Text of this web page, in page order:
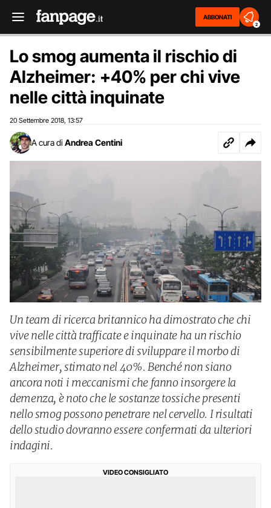
ABBONATI
2
Lo smog aumenta il rischio di
Alzheimer: +40% per chi vive
nelle città inquinate
20 Settembre 2018 13:57
A cura di Andrea Centini
Un team di ricerca britannico ha dimostrato che chi
vive nelle città trafficate e inquinate ha un rischio
sensibilmente superiore di sviluppare il morbo di
Alzheimer, stimato nel 40%. Benché non siano
ancora noti i meccanismi che fanno insorgere la
demenza, è noto che le sostanze tossiche presenti
nello smog possono penetrare nel cervello. I risultati
dello studio dovranno essere confermati da ulteriori
indagini.
VIDEO CONSIGLIATO